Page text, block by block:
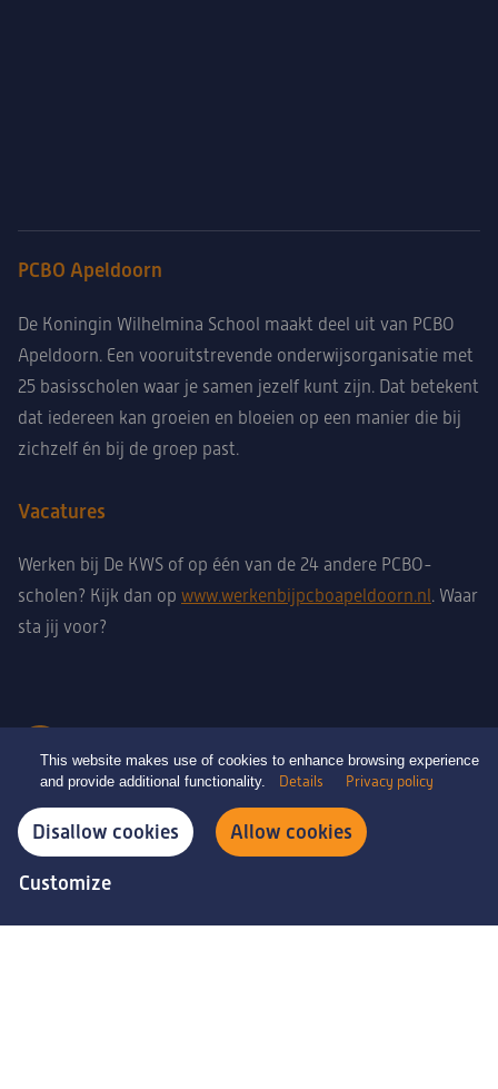
PCBO Apeldoorn
De Koningin Wilhelmina School maakt deel uit van PCBO
Apeldoorn. Een vooruitstrevende onderwijsorganisatie met
25 basisscholen waar je samen jezelf kunt zijn. Dat betekent
dat iedereen kan groeien en bloeien op een manier die bij
zichzelf én bij de groep past.
Vacatures
Werken bij De KWS of op één van de 24 andere PCBO-
scholen? Kijk dan op www.werkenbijpcboapeldoorn.nl . Waar
sta jij voor?
Privacy en cookies
© PCBO Apeldoorn 2026
This website makes use of cookies to enhance browsing experience
and provide additional functionality.
Details Privacy policy
Disallow cookies Allow cookies
Customize